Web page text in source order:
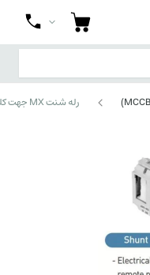
رله شنت MX جهت کلید اتوماتیک MCCB کامپکت، هیمل 63 آمپربدنه (راست) حرارتی-مغناطیسی 230VAC برای کلیدهای سری HDM6S063MXN3